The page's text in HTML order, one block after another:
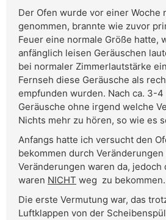
Der Ofen wurde vor einer Woche
genommen, brannte wie zuvor
Feuer eine normale Größe hatte,
anfänglich leisen Geräuschen
bei normaler Zimmerlautstärke
Fernseh diese Geräusche als
empfunden wurden. Nach ca. 3-4
Geräusche ohne irgend welche
Nichts mehr zu hören, so wie es
Anfangs hatte ich versucht den
bekommen durch
Veränderungen waren da, jedoch
waren NICHT weg zu bekommen.
Die erste Vermutung war, das
Luftklappen von der